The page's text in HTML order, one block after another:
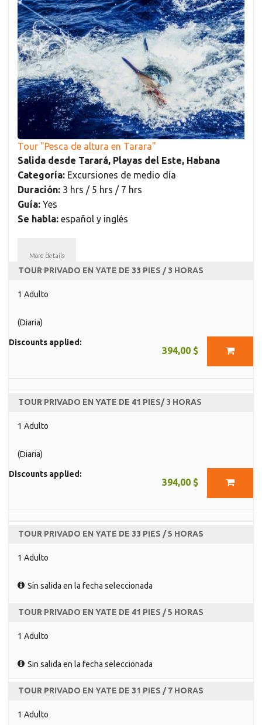
Tour "Pesca de altura en Tarara"
Salida desde Tarará, Playas del Este, Habana
Categoría: Excursiones de medio día
Duración: 3 hrs / 5 hrs / 7 hrs
Guía: Yes
Se habla: español y inglés
More details
TOUR PRIVADO EN YATE DE 33 PIES / 3 HORAS
1 Adulto
(Diaria)
394,00 $
Discounts applied:
TOUR PRIVADO EN YATE DE 41 PIES/ 3 HORAS
1 Adulto
(Diaria)
394,00 $
Discounts applied:
TOUR PRIVADO EN YATE DE 33 PIES / 5 HORAS
1 Adulto
Sin salida en la fecha seleccionada
TOUR PRIVADO EN YATE DE 41 PIES / 5 HORAS
1 Adulto
Sin salida en la fecha seleccionada
TOUR PRIVADO EN YATE DE 31 PIES / 7 HORAS
1 Adulto